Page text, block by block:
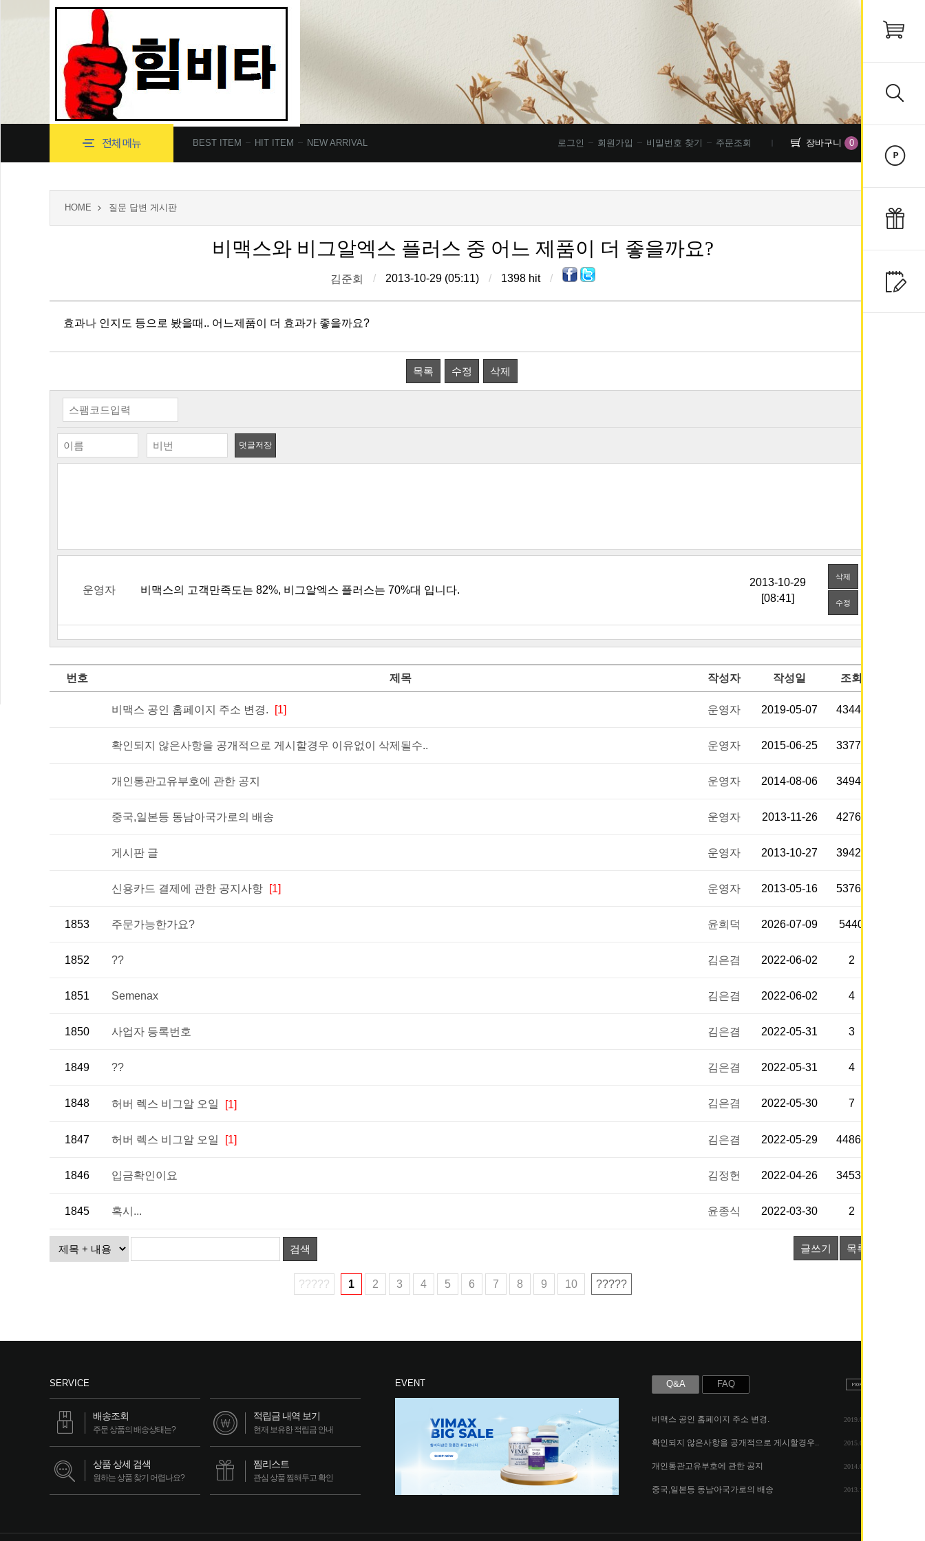
BEST ITEM HIT ITEM NEW ARRIVAL 장바구니 0
주문조회
비밀번호 찾기
회원가입
로그인
HOME 질문 답변 게시판
비맥스와 비그알엑스 플러스 중 어느 제품이 더 좋을까요?
김준회 / 2013-10-29 (05:11) / 1398 hit /
효과나 인지도 등으로 봤을때.. 어느제품이 더 효과가 좋을까요?
목록 수정 삭제
덧글저장
운영자 비맥스의 고객만족도는 82%, 비그알엑스 플러스는 70%대 입니다.
[08:41]
삭제
수정
번호 제목 작성자 작성일 조회
비맥스 공인 홈페이지 주소 변경. [1] 운영자 2019-05-07 43448
확인되지 않은사항을 공개적으로 게시할경우 이유없이 삭제될수.. 운영자 2015-06-25 33772
개인통관고유부호에 관한 공지 운영자 2014-08-06 34948
중국,일본등 동남아국가로의 배송 운영자 2013-11-26 42767
게시판 글 운영자 2013-10-27 39428
신용카드 결제에 관한 공지사항 [1] 운영자 2013-05-16 53765
1853 주문가능한가요? 윤희덕 2026-07-09 5440
1852 ?? 김은겸 2022-06-02 2
1851 Semenax 김은겸 2022-06-02 4
1850 사업자 등록번호 김은겸 2022-05-31 3
1849 ?? 김은겸 2022-05-31 4
1848 허버 렉스 비그알 오일 [1] 김은겸 2022-05-30 7
1847 허버 렉스 비그알 오일 [1] 김은겸 2022-05-29 44861
1846 입금확인이요 김정헌 2022-04-26 34535
1845 혹시... 윤종식 2022-03-30 2
검색 글쓰기 목록
????? 1 2 3 4 5 6 7 8 9 10 ?????
SERVICE
배송조회
주문 상품의 배송상태는?
적립금 내역 보기
현재 보유한 적립금 안내
상품 상세 검색
원하는 상품 찾기 어렵나요?
찜리스트
관심 상품 찜해두고 확인
EVENT Q&A FAQ
비맥스 공인 홈페이지 주소 변경. 2019.05.07
확인되지 않은사항을 공개적으로 게시할경우.. 2015.06.25
개인통관고유부호에 관한 공지 2014.08.06
중국,일본등 동남아국가로의 배송 2013.11.26